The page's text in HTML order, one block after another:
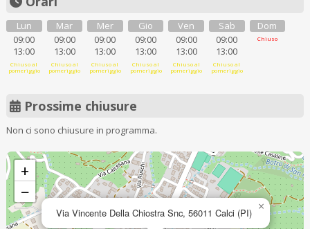
Lun
09:00
13:00
Chiuso al
pomeriggio
Mar
09:00
13:00
Chiuso al
pomeriggio
Mer
09:00
13:00
Chiuso al
pomeriggio
Gio
09:00
13:00
Chiuso al
pomeriggio
Ven
09:00
13:00
Chiuso al
pomeriggio
Sab
09:00
13:00
Chiuso al
pomeriggio
Dom
Chiuso
Prossime chiusure
Non ci sono chiusure in programma.
Via Vincente Della Chiostra Snc, 56011 Calci (PI) ×
+
−